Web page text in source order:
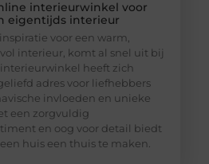
interieurwinkel voor
eigentijds interieur
voor een warm,
interieur, komt al snel uit bij
heeft zich
adres voor liefhebbers
invloeden en unieke
een zorgvuldig
en oog voor detail biedt
huis een thuis te maken.